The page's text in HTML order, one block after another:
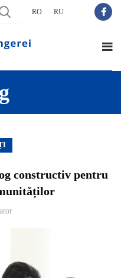
RO RU
constructiv pentru